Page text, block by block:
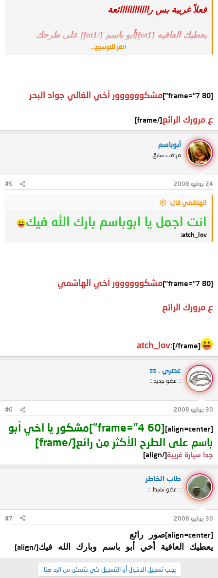
فعلاً غريبة بس راااااااااااائعة
يعطيك العافيه [fot1]أبو باسم [/fot1] على طرحك
تحياتي جواد البحر
أنقر للتوسيع...
[frame="7 80"] مشكوووووور أخي الغالي جواد البحر
ع مرورك الرائع[/frame]
أبوباسم
مراقب سابق
24 يوليو 2008 #5
الهاشمي قال:
انت اجمل يا ابوباسم بارك الله فيك
atch_lov:
[frame="7 80"] مشكوووووور أخي الهاشمي
ع مرورك الرائع
atch_lov:[/frame]
عصري . ss
:: عضو جديد ::
30 يوليو 2008 #6
[align=center]
[frame="4 60"]
مشكور يا اخي أبو
باسم على الطرح الأكثر من رائع[/frame]
جدا سيارة غريبة[/align]
طاب الخاطر
:: عضو نشيط ::
30 يوليو 2008 #7
[align=center]
صور رائع
يعطيك العافية أخي أبو باسم وبارك الله فيك[/align]
يجب تسجيل الدخول أو التسجيل كي تتمكن من الرد هنا.